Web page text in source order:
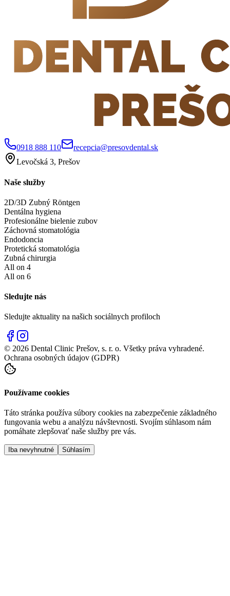
0918 888 110
recepcia@presovdental.sk
Levočská 3, Prešov
Naše služby
2D/3D Zubný Röntgen
Dentálna hygiena
Profesionálne bielenie zubov
Záchovná stomatológia
Endodoncia
Protetická stomatológia
Zubná chirurgia
All on 4
All on 6
Sledujte nás
Sledujte aktuality na našich sociálnych profiloch
© 2026 Dental Clinic Prešov, s. r. o. Všetky práva vyhradené.
Ochrana osobných údajov (GDPR)
Používame cookies
Táto stránka používa súbory cookies na zabezpečenie základného
fungovania webu a analýzu návštevnosti. Svojím súhlasom nám
pomáhate zlepšovať naše služby pre vás.
Iba nevyhnutné Súhlasím